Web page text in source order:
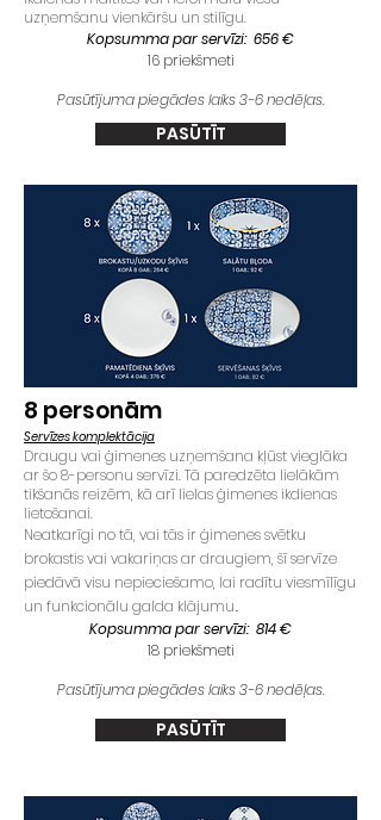
uzņemšanu vienkāršu un stilīgu.
Kopsumma par servīzi: 656 €
16 priekšmeti
Pasūtījuma piegādes laiks 3-6 nedēļas.
PASŪTĪT
8 personām
Servīzes komplektācija
Draugu vai ģimenes uzņemšana kļūst vieglāka
ar šo 8-personu servīzi. Tā paredzēta lielākām
tikšanās reizēm, kā arī lielas ģimenes ikdienas
lietošanai.
Neatkarīgi no tā, vai tās ir ģimenes svētku
brokastis vai vakariņas ar draugiem, šī servīze
piedāvā visu nepieciešamo, lai radītu viesmīlīgu
un funkcionālu galda klājumu
Kopsumma par servīzi: 814 €
18 priekšmeti
Pasūtījuma piegādes laiks 3-6 nedēļas.
PASŪTĪT